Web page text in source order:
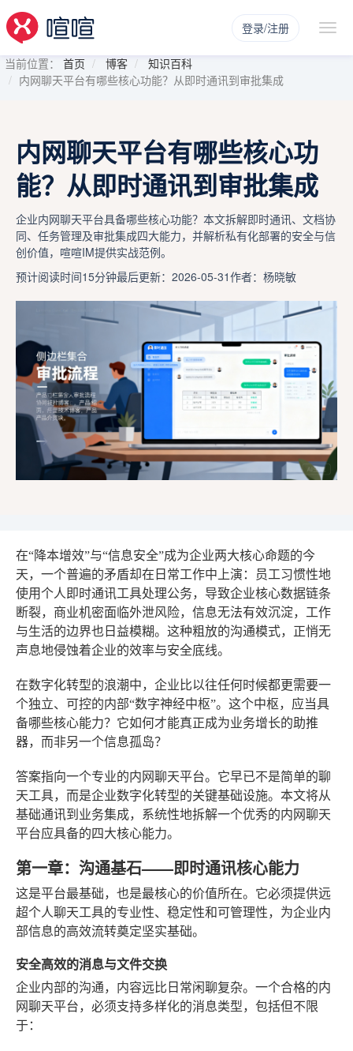
登录/注册
当前位置： 首页 博客
知识百科
内网聊天平台有哪些核心功能？从即时通讯到审批集成
内网聊天平台有哪些核心功
能？从即时通讯到审批集成
企业内网聊天平台具备哪些核心功能？本文拆解即时通讯、文档协
同、任务管理及审批集成四大能力，并解析私有化部署的安全与信
创价值，喧喧IM提供实战范例。
预计阅读时间15分钟最后更新：2026-05-31作者：杨晓敏
在“降本增效”与“信息安全”成为企业两大核心命题的今
天，一个普遍的矛盾却在日常工作中上演：员工习惯性地
使用个人即时通讯工具处理公务，导致企业核心数据链条
断裂，商业机密面临外泄风险，信息无法有效沉淀，工作
与生活的边界也日益模糊。这种粗放的沟通模式，正悄无
声息地侵蚀着企业的效率与安全底线。
在数字化转型的浪潮中，企业比以往任何时候都更需要一
个独立、可控的内部“数字神经中枢”。这个中枢，应当具
备哪些核心能力？它如何才能真正成为业务增长的助推
器，而非另一个信息孤岛？
答案指向一个专业的内网聊天平台。它早已不是简单的聊
天工具，而是企业数字化转型的关键基础设施。本文将从
基础通讯到业务集成，系统性地拆解一个优秀的内网聊天
平台应具备的四大核心能力。
第一章：沟通基石——即时通讯核心能力
这是平台最基础，也是最核心的价值所在。它必须提供远
超个人聊天工具的专业性、稳定性和可管理性，为企业内
部信息的高效流转奠定坚实基础。
安全高效的消息与文件交换
企业内部的沟通，内容远比日常闲聊复杂。一个合格的内
网聊天平台，必须支持多样化的消息类型，包括但不限
于：